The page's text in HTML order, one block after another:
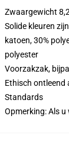
Zwaargewicht
Solide kleuren
katoen, 30%
polyester
Voorzakzak,
Ethisch ontleend
Standards
Opmerking: Als